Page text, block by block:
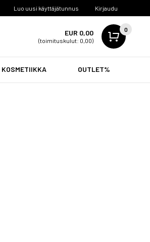
Luo uusi käyttäjätunnus Kirjaudu
EUR 0,00
(toimituskulut: 0,00)
0
KOSMETIIKKA OUTLET%